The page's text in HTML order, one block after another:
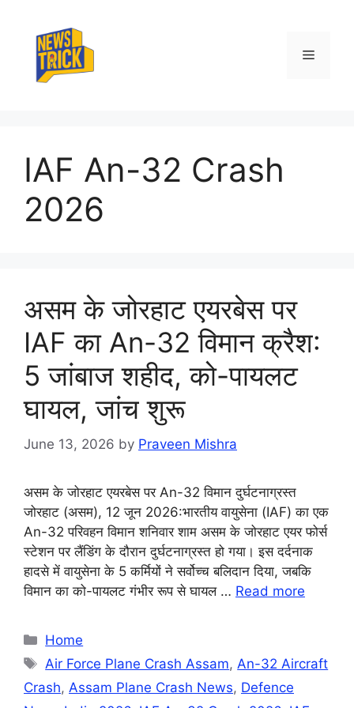
content
Menu
IAF An-32 Crash
2026
असम के जोरहाट एयरबेस पर
IAF का An-32 विमान क्रैश:
5 जांबाज शहीद, को-पायलट
घायल, जांच शुरू
June 13, 2026 by Praveen Mishra
असम के जोरहाट एयरबेस पर An-32 विमान दुर्घटनाग्रस्त
जोरहाट (असम), 12 जून 2026:भारतीय वायुसेना (IAF) का एक
An-32 परिवहन विमान शनिवार शाम असम के जोरहाट एयर फोर्स
स्टेशन पर लैंडिंग के दौरान दुर्घटनाग्रस्त हो गया। इस दर्दनाक
हादसे में वायुसेना के 5 कर्मियों ने सर्वोच्च बलिदान दिया, जबकि
विमान का को-पायलट गंभीर रूप से घायल … Read more
Categories
Home
Tags
Air Force Plane Crash Assam, An-32 Aircraft
Crash, Assam Plane Crash News, Defence